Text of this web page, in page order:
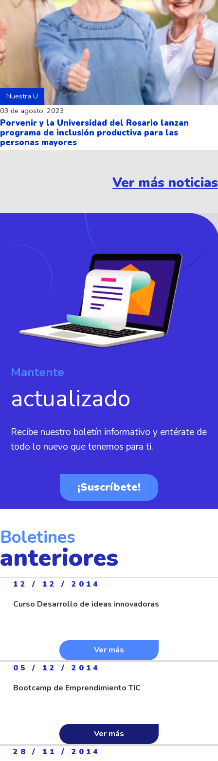
Nuestra U
03 de agosto, 2023
Porvenir y la Universidad del Rosario lanzan
programa de inclusión productiva para las
personas mayores
Ver más noticias
Mantente
actualizado
Recibe nuestro boletín informativo y entérate de
todo lo nuevo que tenemos para ti.
¡Suscríbete!
Boletines
anteriores
12 / 12 / 2014
Curso Desarrollo de ideas innovadoras
Ver más
05 / 12 / 2014
Bootcamp de Emprendimiento TIC
Ver más
28 / 11 / 2014